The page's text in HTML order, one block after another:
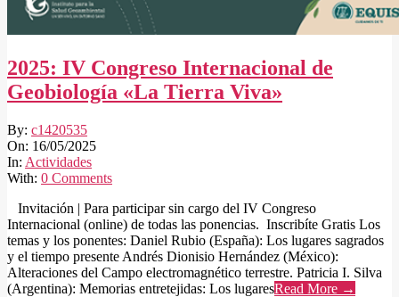
2025: IV Congreso Internacional de
Geobiología «La Tierra Viva»
2025-
05-
16
By: c1420535
On: 16/05/2025
In: Actividades
With: 0 Comments
Invitación | Para participar sin cargo del IV Congreso
Internacional (online) de todas las ponencias. Inscribíte Gratis Los
temas y los ponentes: Daniel Rubio (España): Los lugares sagrados
y el tiempo presente Andrés Dionisio Hernández (México):
Alteraciones del Campo electromagnético terrestre. Patricia I. Silva
(Argentina): Memorias entretejidas: Los lugaresRead More →